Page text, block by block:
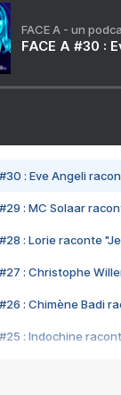
FACE A - un
FACE A #30 :
#30 : Eve Angeli
#29 : MC Solaar
#28 : Lorie raconte
#27 : Christophe
#26 : Chimène Badi
#25 : Indochine